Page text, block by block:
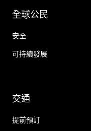
全球公民
安全
可持續發展
交通
提前預訂